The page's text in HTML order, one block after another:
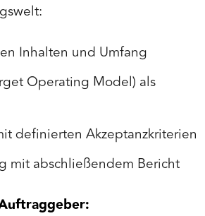
Inhalten und Umfang
Operating Model) als
definierten Akzeptanzkriterien
mit abschließendem Bericht